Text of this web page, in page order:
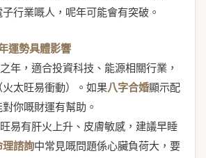
行業嘅人，呢年可能會有突破。
運勢具體影響
之年，適合投資科技、能源相關行業，
太旺易衝動）。如果八字合婚顯示配
你嘅財運有幫助。
旺易有肝火上升、皮膚敏感，建議早睡
理諮詢中常見嘅問題係心臟負荷大，要